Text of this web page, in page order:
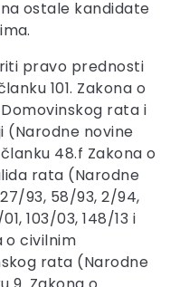
ostale kandidate
pravo prednosti
101. Zakona o
rata i
(Narodne novine
članku 48.f Zakona o
rata (Narodne
93, 58/93, 2/94,
103/03, 148/13 i
o civilnim
rata (Narodne